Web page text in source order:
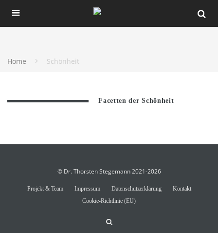
Home Schönheit
Facetten der Schönheit
© Dr. Thorsten Stegemann 2021-2026
Projekt & Team Impressum Datenschutzerklärung
Kontakt
Cookie-Richtlinie (EU)